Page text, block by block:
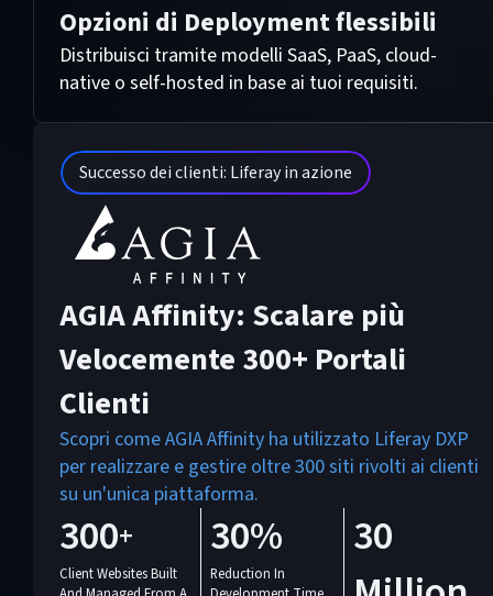
Opzioni di Deployment flessibili
Distribuisci tramite modelli SaaS, PaaS, cloud-
native o self-hosted in base ai tuoi requisiti.
Successo dei clienti: Liferay in azione
AGIA Affinity: Scalare più
Velocemente 300+ Portali
Clienti
Scopri come AGIA Affinity ha utilizzato Liferay DXP
per realizzare e gestire oltre 300 siti rivolti ai clienti
su un'unica piattaforma.
300+
Client Websites Built
30%
Reduction In
30